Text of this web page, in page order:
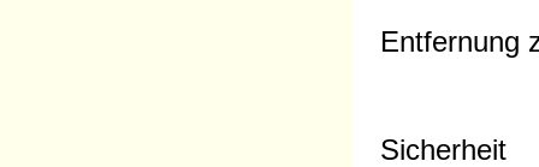
Entfernung
Sicherheit